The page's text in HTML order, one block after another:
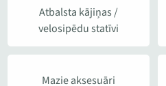
Atbalsta kājiņas /
velosipēdu statīvi
Mazie aksesuāri